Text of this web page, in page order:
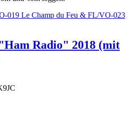
019 Le Champ du Feu & FL/VO-023
Radio" 2018 (mit